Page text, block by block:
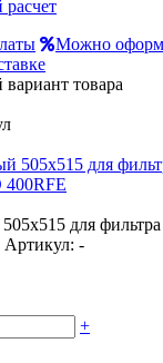
Можно
товара
для
Артикул: -
+